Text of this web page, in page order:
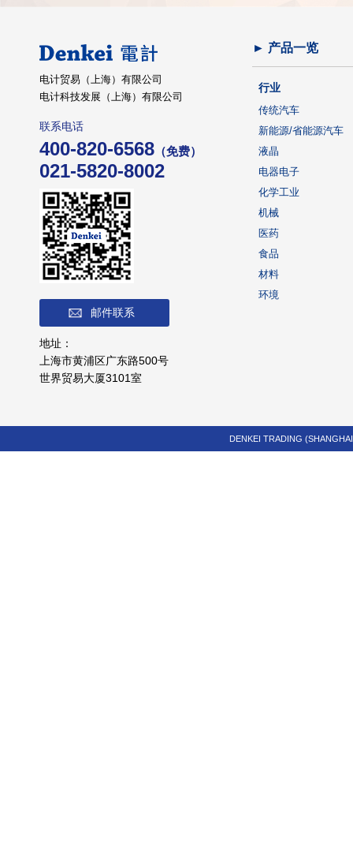
电计贸易（上海）有限公司
电计科技发展（上海）有限公司
联系电话
400-820-6568 （免费）
021-5820-8002
邮件联系
地址：
上海市黄浦区广东路500号
世界贸易大厦3101室
► 产品一览
行业
传统汽车
新能源/省能源汽车
液晶
电器电子
化学工业
机械
医药
食品
材料
环境
DENKEI TRADING